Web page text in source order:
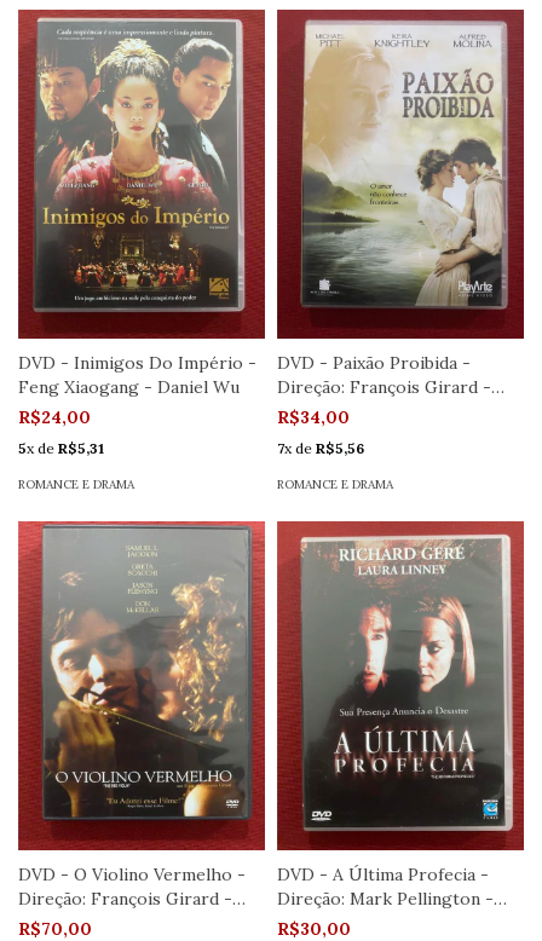
DVD - Inimigos Do Império -
Feng Xiaogang - Daniel Wu
R$24,00
5x de R$5,31
ROMANCE E DRAMA
DVD - Paixão Proibida -
Direção: François Girard -
Seminovo
R$34,00
7x de R$5,56
ROMANCE E DRAMA
DVD - O Violino Vermelho -
Direção: François Girard -
Semin.
R$70,00
DVD - A Última Profecia -
Direção: Mark Pellington -
Seminov
R$30,00